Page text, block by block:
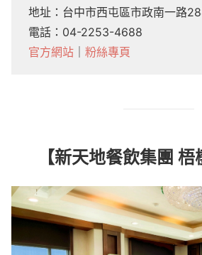
地址：台中市西屯區市政南一路
電話：04-2253-4688
官方網站
粉絲專頁
【新天地餐飲集團 梧